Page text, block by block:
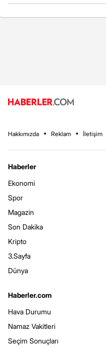
Hakkımızda Reklam İletişim
Haberler
Ekonomi
Spor
Magazin
Son Dakika
Kripto
3.Sayfa
Dünya
Haberler.com
Hava Durumu
Namaz Vakitleri
Seçim Sonuçları